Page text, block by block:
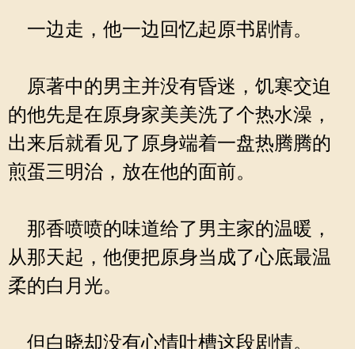
一边走，他一边回忆起原书剧情。
原著中的男主并没有昏迷，饥寒交迫
的他先是在原身家美美洗了个热水澡，
出来后就看见了原身端着一盘热腾腾的
煎蛋三明治，放在他的面前。
那香喷喷的味道给了男主家的温暖，
从那天起，他便把原身当成了心底最温
柔的白月光。
但白晓却没有心情吐槽这段剧情。